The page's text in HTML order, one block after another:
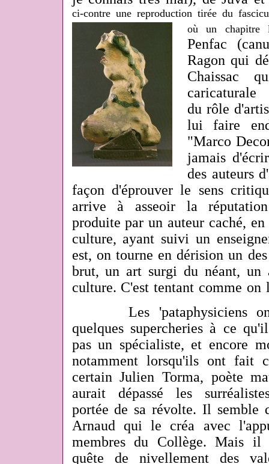
ci-contre une reproduction tirée du
où un chapitre
Penfac
Ragon qui
Chaissac
du rôle
lui faire
"Marco
jamais
des auteurs
façon d'éprouver le sens
arrive à asseoir la
produite par un auteur caché,
culture, ayant suivi un
est, on tourne en dérision un
brut, un art surgi du néant, un
culture. C'est tentant comme on
Les 'pataphysiciens ont
quelques supercheries à ce
pas un spécialiste, et encore
notamment lorsqu'ils ont fait
certain Julien Torma, poète
aurait dépassé les
portée de sa révolte. Il semble
Arnaud qui le créa avec
membres du Collège. Mais
quête de nivellement des